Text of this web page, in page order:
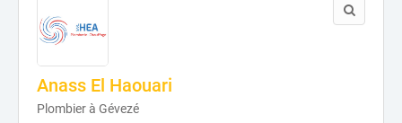
Anass El Haouari
Plombier à Gévezé